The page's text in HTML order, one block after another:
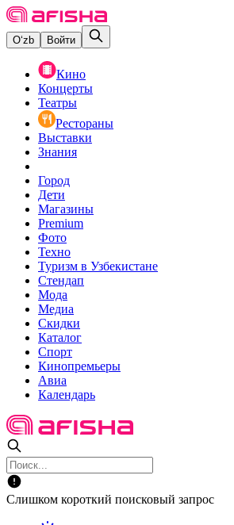
O‘zb Войти
Кино
Концерты
Театры
Рестораны
Выставки
Знания
Город
Дети
Магазины
Premium
Фото
Техно
Туризм в Узбекистане
Стендап
Мода
Медиа
Скидки
Каталог
Спорт
Кинопремьеры
Авиа
Календарь
Слишком короткий поисковый запрос